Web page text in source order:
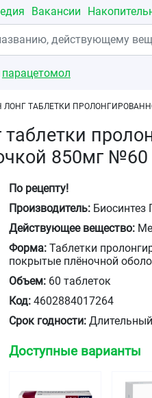
Вакансии
парацетомол
ЛОНГ ТАБЛЕТКИ
850мг №60
По рецепту!
Производитель: Биосинтез
Действующее вещество:
Форма: Таблетки
покрытые плёночной
Объем: 60 таблеток
Код: 4602884017264
Срок годности:
Доступные варианты